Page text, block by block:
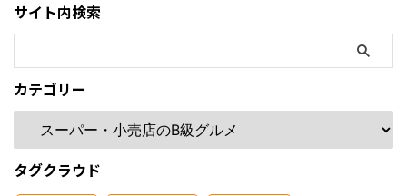
サイト内検索
カテゴリー
タグクラウド